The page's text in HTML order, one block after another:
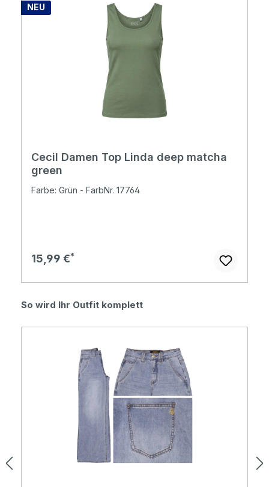
NEU
Cecil Damen Top Linda deep matcha
green
Farbe: Grün - FarbNr. 17764
Regulärer Preis:
15,99 €
Produktgalerie überspringen
So wird Ihr Outfit komplett